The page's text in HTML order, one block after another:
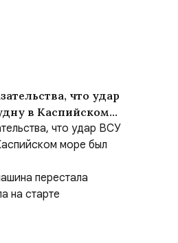
что удар
в Каспийском
несмотря на
что удар ВСУ
море был